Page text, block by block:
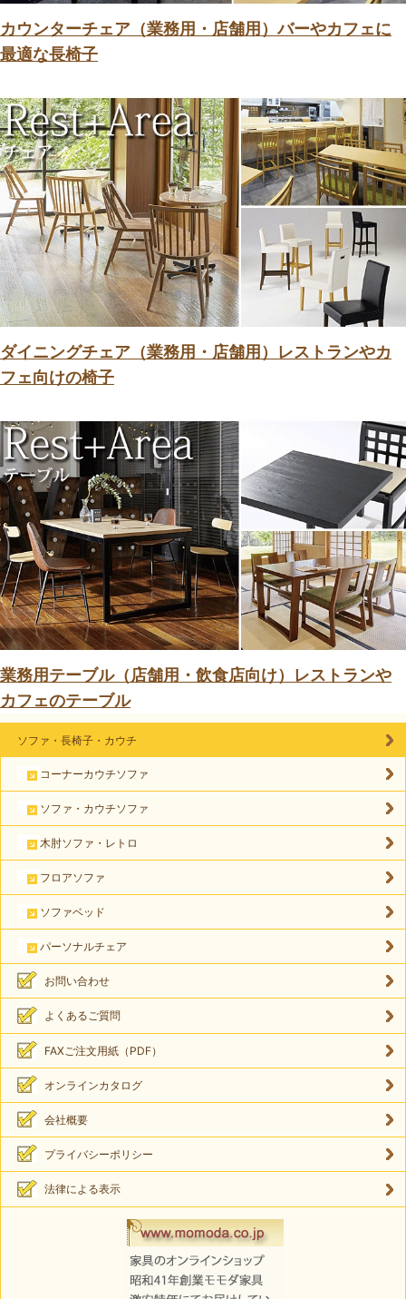
カウンターチェア（業務用・店舗用）バーやカフェに
最適な長椅子
ダイニングチェア（業務用・店舗用）レストランやカ
フェ向けの椅子
業務用テーブル（店舗用・飲食店向け）レストランや
カフェのテーブル
ソファ・長椅子・カウチ
コーナーカウチソファ
ソファ・カウチソファ
木肘ソファ・レトロ
フロアソファ
ソファベッド
パーソナルチェア
お問い合わせ
よくあるご質問
FAXご注文用紙（PDF）
オンラインカタログ
会社概要
プライバシーポリシー
法律による表示